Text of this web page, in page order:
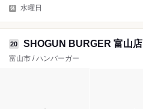
水曜日
20 SHOGUN BURGER 富山店
富山市 / ハンバーガー